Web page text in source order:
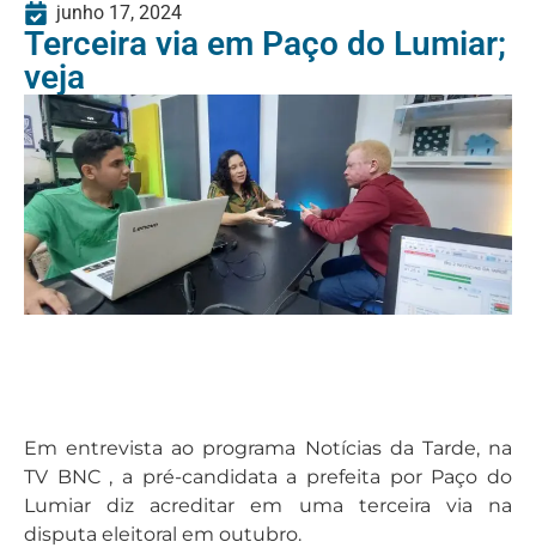
junho 17, 2024
Terceira via em Paço do Lumiar;
veja
Em entrevista ao programa Notícias da Tarde, na
TV BNC , a pré-candidata a prefeita por Paço do
Lumiar diz acreditar em uma terceira via na
disputa eleitoral em outubro.